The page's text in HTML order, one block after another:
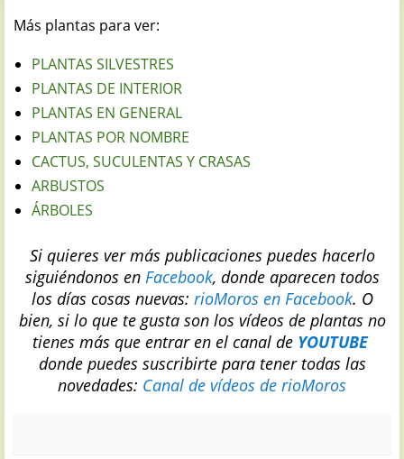
Más plantas para ver:
PLANTAS SILVESTRES
PLANTAS DE INTERIOR
PLANTAS EN GENERAL
PLANTAS POR NOMBRE
CACTUS, SUCULENTAS Y CRASAS
ARBUSTOS
ÁRBOLES
Si quieres ver más publicaciones puedes hacerlo
siguiéndonos en Facebook, donde aparecen todos
los días cosas nuevas: rioMoros en Facebook. O
bien, si lo que te gusta son los vídeos de plantas no
tienes más que entrar en el canal de YOUTUBE
donde puedes suscribirte para tener todas las
novedades: Canal de vídeos de rioMoros